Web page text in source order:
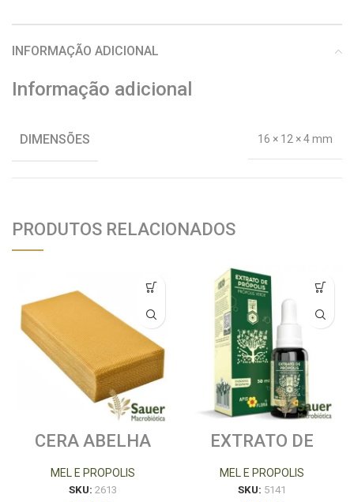
INFORMAÇÃO ADICIONAL
Informação adicional
DIMENSÕES 16 × 12 × 4 mm
PRODUTOS RELACIONADOS
CERA ABELHA
MEL E PROPOLIS
SKU: 2613
EXTRATO DE
30ML APIS
FLORA
MEL E PROPOLIS
SKU: 5141